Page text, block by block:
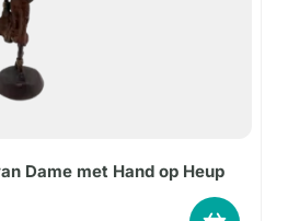
Dame met Hand op Heup